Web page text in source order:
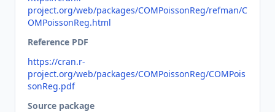
project.org/web/packages/COMPoissonReg/refman/C
OMPoissonReg.html
Reference PDF
https://cran.r-
project.org/web/packages/COMPoissonReg/COMPois
sonReg.pdf
Source package